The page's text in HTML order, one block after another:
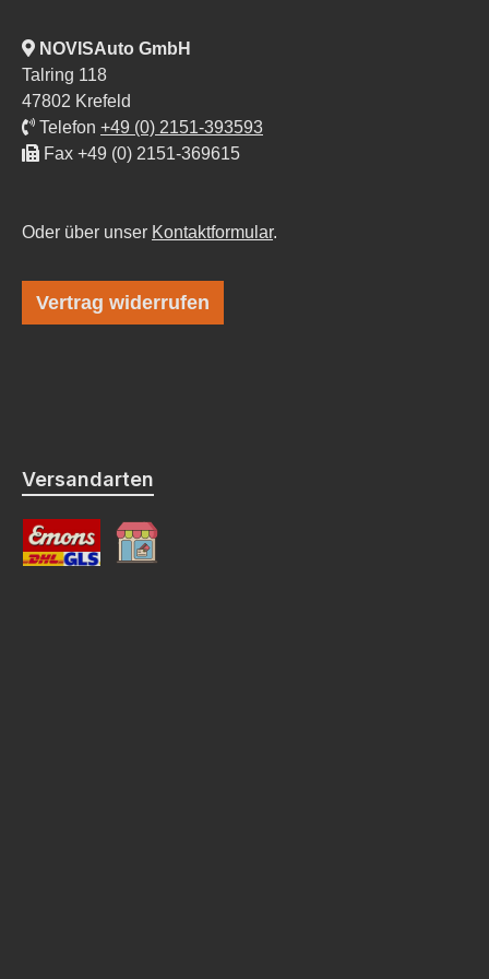
NOVISAuto GmbH
Talring 118
47802 Krefeld
Telefon +49 (0) 2151-393593
Fax +49 (0) 2151-369615
Oder über unser Kontaktformular.
Vertrag widerrufen
Versandarten